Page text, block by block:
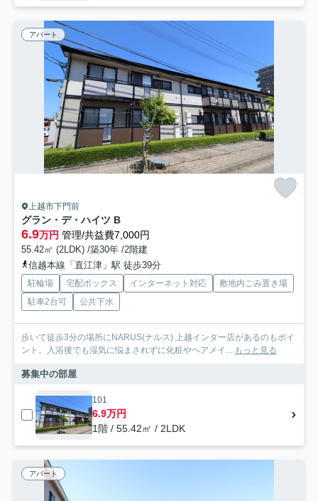
アパート
上越市下門前
グラン・デ・ハイツ B
6.9万円 管理/共益費7,000円
55.42㎡ (2LDK) /築30年 /2階建
信越本線「直江津」駅 徒歩39分
駐輪場 宅配ボックス インターネット対応
敷地内ごみ置き場
駐車2台可
公共下水
歩いて徒歩3分の場所にNARUS(ナルス) 上越インター店があるのもポイ
ント。入浴後でも湿気に悩まされずに化粧やヘアメイ... もっと見る
募集中の部屋
101
6.9万円
1階 / 55.42㎡ / 2LDK
アパート